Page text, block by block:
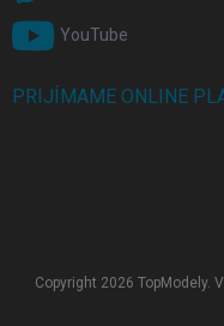
YouTube
PRIJÍMAME ONLINE
Copyright 2026 TopModely.